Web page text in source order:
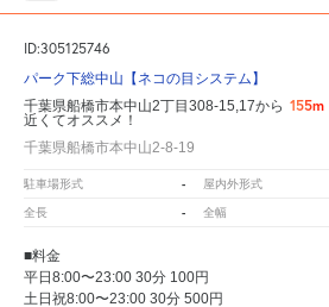
ID:305125746
パーク下総中山【ネコの目システム】
千葉県船橋市本中山2丁目308-15,17から 155m
近くてオススメ！
千葉県船橋市本中山2-8-19
駐車場形式 - 屋内外形式
全長 - 全幅
■料金
平日8:00〜23:00 30分 100円
土日祝8:00〜23:00 30分 500円